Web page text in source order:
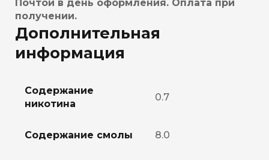
Почтой в день оформления. Оплата при
получении.
Дополнительная
информация
Содержание
никотина
0.7
Содержание смолы 8.0